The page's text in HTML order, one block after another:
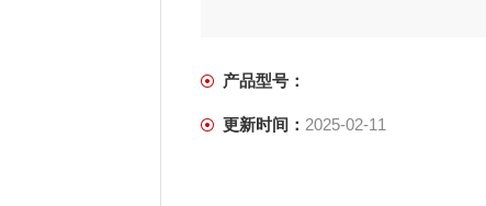
产品型号：
更新时间： 2025-02-11